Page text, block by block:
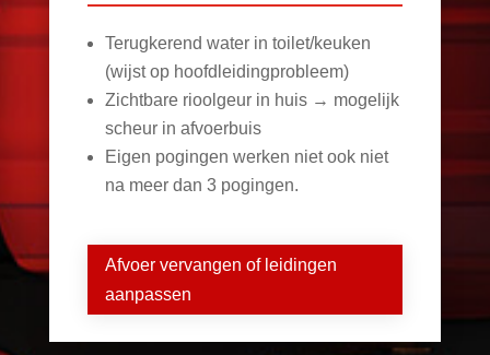
Terugkerend water in toilet/keuken
(wijst op hoofdleidingprobleem)
Zichtbare rioolgeur in huis → mogelijk
scheur in afvoerbuis
Eigen pogingen werken niet ook niet
na meer dan 3 pogingen.
Afvoer vervangen of leidingen
aanpassen